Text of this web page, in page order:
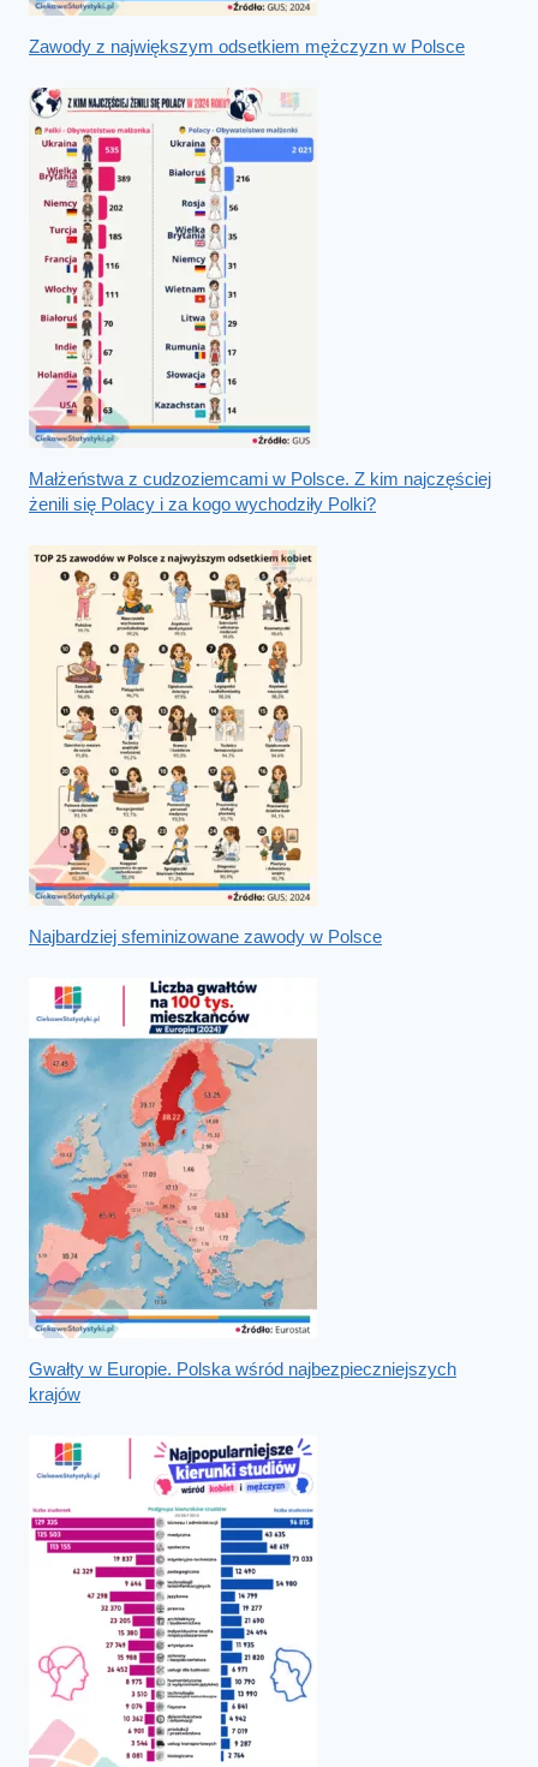
Zawody z największym odsetkiem mężczyzn w Polsce
Małżeństwa z cudzoziemcami w Polsce. Z kim najczęściej
żenili się Polacy i za kogo wychodziły Polki?
Najbardziej sfeminizowane zawody w Polsce
Gwałty w Europie. Polska wśród najbezpieczniejszych
krajów